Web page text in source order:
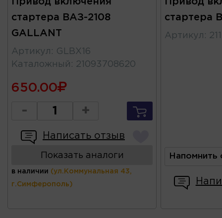
стартера ВАЗ-2108
GALLANT
Артикул : GLBX16
Каталожный : 21093708620
650.00
- +
Написать отзыв
Показать аналоги
в наличии (ул.Коммунальная 43,
г.Симферополь)
стартера
Артикул :
Напомнить